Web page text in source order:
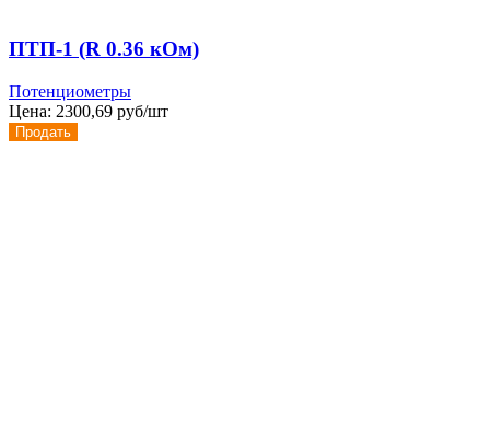
ПТП-1 (R 0.36 кОм)
Потенциометры
Цена: 2300,69 руб/шт
Продать